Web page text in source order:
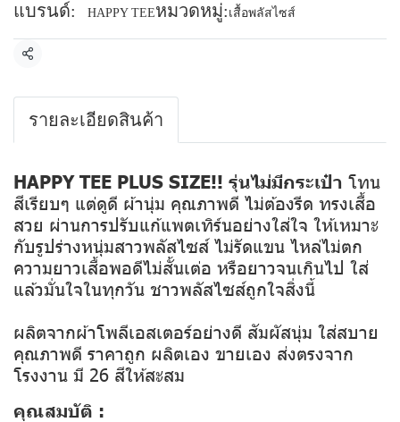
แบรนด์: HAPPY TEEหมวดหมู่: เสื้อพลัสไซส์
แชร์
รายละเอียดสินค้า
HAPPY TEE PLUS SIZE!! รุ่นไม่มีกระเป๋า โทน
สีเรียบๆ แต่ดูดี ผ้านุ่ม คุณภาพดี ไม่ต้องรีด ทรงเสื้อ
สวย ผ่านการปรับแก้แพตเทิร์นอย่างใส่ใจ ให้เหมาะ
กับรูปร่างหนุ่มสาวพลัสไซส์ ไม่รัดแขน ไหล่ไม่ตก
ความยาวเสื้อพอดีไม่สั้นเต่อ หรือยาวจนเกินไป ใส่
แล้วมั่นใจในทุกวัน ชาวพลัสไซส์ถูกใจสิ่งนี้
ผลิตจากผ้าโพลีเอสเตอร์อย่างดี สัมผัสนุ่ม ใส่สบาย
คุณภาพดี ราคาถูก ผลิตเอง ขายเอง ส่งตรงจาก
โรงงาน มี 26 สีให้สะสม
คุณสมบัติ :